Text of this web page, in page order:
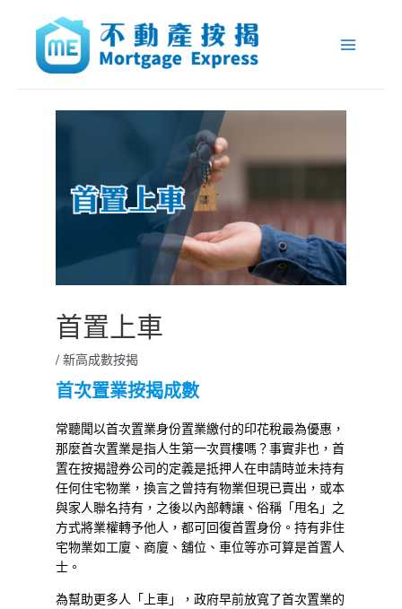
Menu
首置上車
/ 新高成數按揭
首次置業按揭成數
常聽聞以首次置業身份置業繳付的印花稅最為優惠，
那麼首次置業是指人生第一次買樓嗎？事實非也，首
置在按揭證券公司的定義是抵押人在申請時並未持有
任何住宅物業，換言之曾持有物業但現已賣出，或本
與家人聯名持有，之後以內部轉讓、俗稱「甩名」之
方式將業權轉予他人，都可回復首置身份。持有非住
宅物業如工廈、商廈、舖位、車位等亦可算是首置人
士。
為幫助更多人「上車」，政府早前放寬了首次置業的
navigation